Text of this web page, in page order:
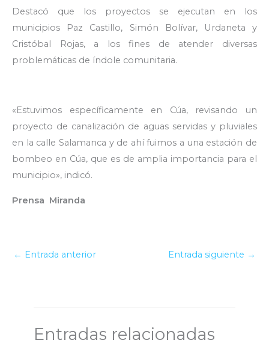
Destacó que los proyectos se ejecutan en los
municipios Paz Castillo, Simón Bolívar, Urdaneta y
Cristóbal Rojas, a los fines de atender diversas
problemáticas de índole comunitaria.
«Estuvimos específicamente en Cúa, revisando un
proyecto de canalización de aguas servidas y pluviales
en la calle Salamanca y de ahí fuimos a una estación de
bombeo en Cúa, que es de amplia importancia para el
municipio», indicó.
Prensa Miranda
← Entrada anterior Entrada siguiente →
Entradas relacionadas